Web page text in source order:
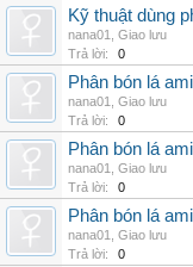
Kỹ thuật dùng
nana01
Giao lưu
Trả lời:
0
Phân bón lá
nana01
Giao lưu
Trả lời:
0
Phân bón lá
nana01
Giao lưu
Trả lời:
0
Phân bón lá
nana01
Giao lưu
Trả lời:
0